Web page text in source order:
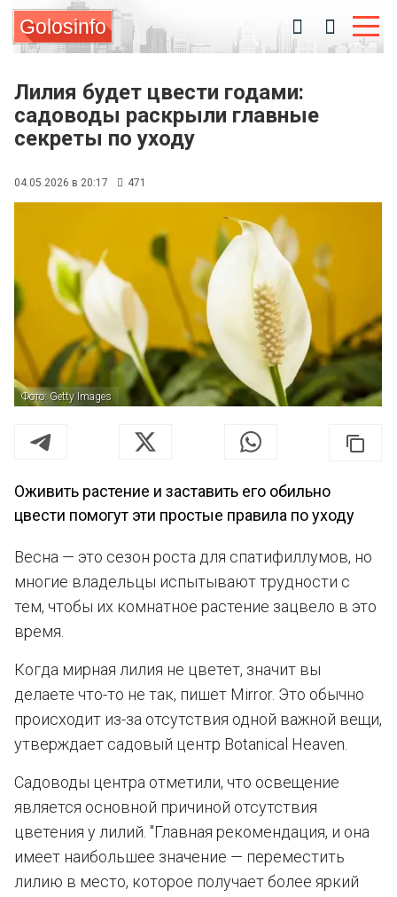
Golosinfo
Лилия будет цвести годами:
садоводы раскрыли главные
секреты по уходу
04.05.2026 в 20:17 471
Фото: Getty Images
Оживить растение и заставить его обильно
цвести помогут эти простые правила по уходу
Весна — это сезон роста для спатифиллумов, но
многие владельцы испытывают трудности с
тем, чтобы их комнатное растение зацвело в это
время.
Когда мирная лилия не цветет, значит вы
делаете что-то не так, пишет Mirror. Это обычно
происходит из-за отсутствия одной важной вещи,
утверждает садовый центр Botanical Heaven.
Садоводы центра отметили, что освещение
является основной причиной отсутствия
цветения у лилий. "Главная рекомендация, и она
имеет наибольшее значение — переместить
лилию в место, которое получает более яркий